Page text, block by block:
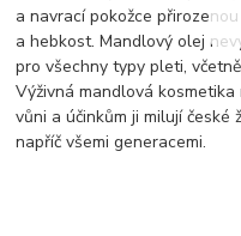
a navrací pokožce
a hebkost. Mandlový olej
pro všechny typy pleti,
Výživná mandlová
vůni a účinkům ji milují české
napříč všemi generacemi.